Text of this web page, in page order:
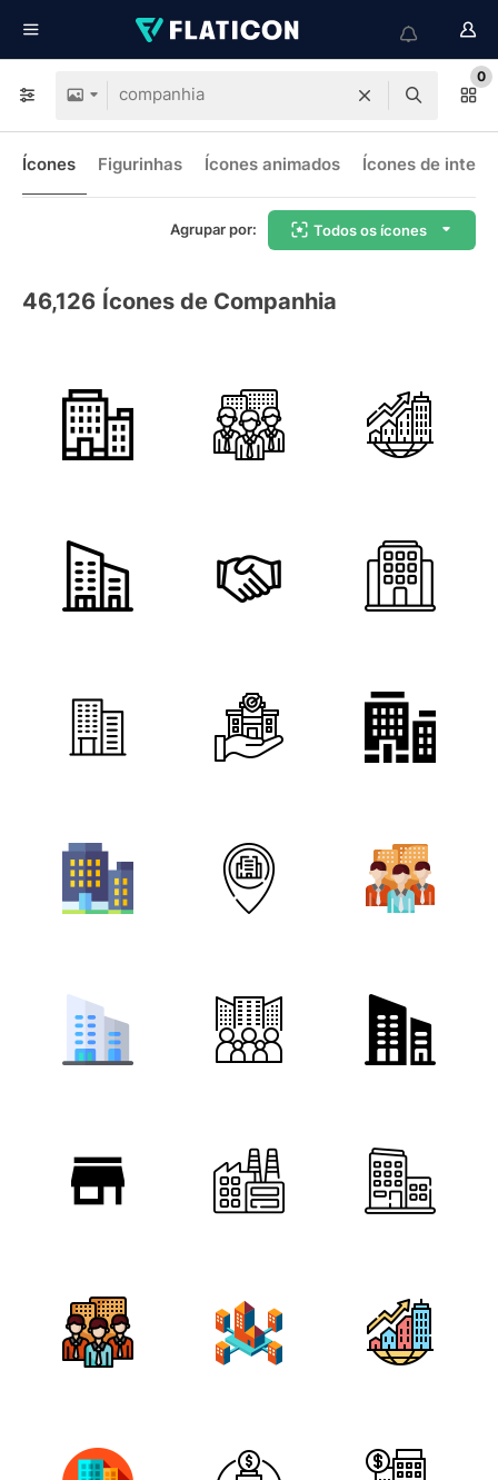
0
Ícones Figurinhas Ícones animados Ícones de
Agrupar por: Todos os ícones
46,126 Ícones de Companhia